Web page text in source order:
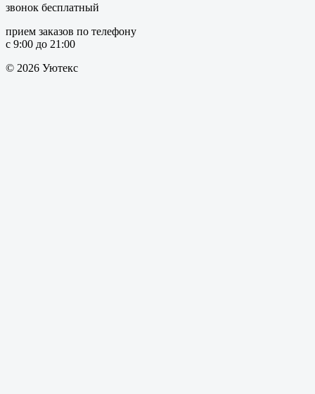
звонок бесплатный
прием заказов по телефону
с 9:00 до 21:00
© 2026 Уютекс